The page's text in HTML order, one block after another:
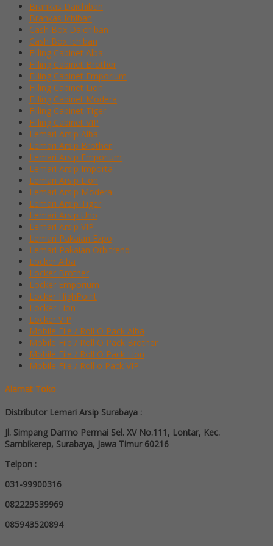
Brankas Daichiban
Brankas Ichiban
Cash Box Daichiban
Cash Box Ichiban
Filling Cabinet Alba
Filling Cabinet Brother
Filling Cabinet Emporium
Filling Cabinet Lion
Filling Cabinet Modera
Filling Cabinet Tiger
Filling Cabinet VIP
Lemari Arsip Alba
Lemari Arsip Brother
Lemari Arsip Emporium
Lemari Arsip Importa
Lemari Arsip Lion
Lemari Arsip Modera
Lemari Arsip Tiger
Lemari Arsip Uno
Lemari Arsip VIP
Lemari Pakaian Expo
Lemari Pakaian Orbitrend
Locker Alba
Locker Brother
Locker Emporium
Locker HighPoint
Locker Lion
Locker VIP
Mobile File / Roll O Pack Alba
Mobile File / Roll O Pack Brother
Mobile File / Roll O Pack Lion
Mobile File / Roll o Pack VIP
Alamat Toko
Distributor Lemari Arsip Surabaya :
Jl. Simpang Darmo Permai Sel. XV No.111, Lontar, Kec.
Sambikerep, Surabaya, Jawa Timur 60216
Telpon :
031-99900316
082229539969
085943520894